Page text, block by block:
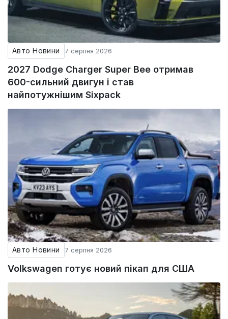
Авто Новини 7 серпня 2026
2027 Dodge Charger Super Bee отримав
600-сильний двигун і став
найпотужнішим Sixpack
Авто Новини 7 серпня 2026
Volkswagen готує новий пікап для США